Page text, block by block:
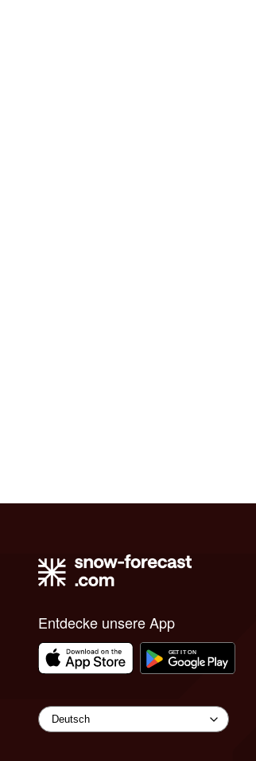
Entdecke unsere App